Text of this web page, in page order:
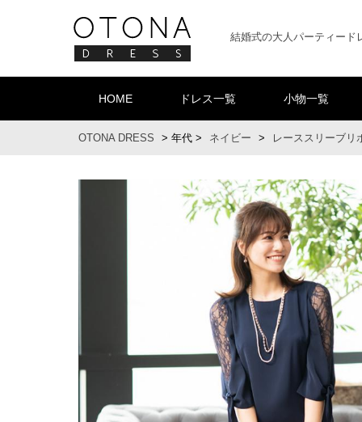
結婚式の大人パーティード
HOME ドレス一覧 小物一覧
OTONA DRESS > 年代 > ネイビー > レーススリーブリ